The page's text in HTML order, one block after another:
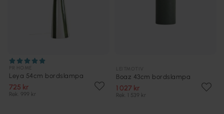
Leya 54cm bordslampa
725 kr
Rek. 999 kr
Boaz 43cm bordslampa
1 027 kr
Rek. 1 539 kr